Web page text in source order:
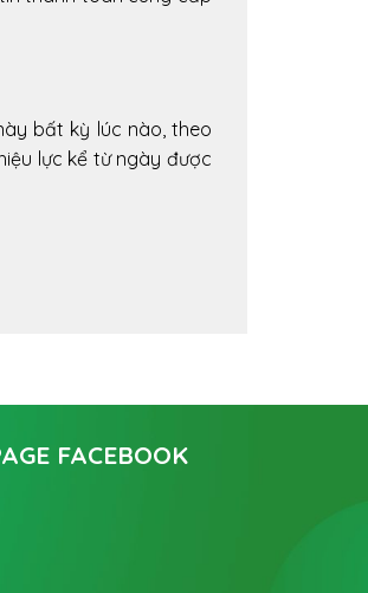
bất kỳ lúc nào, theo
lực kể từ ngày được
FACEBOOK